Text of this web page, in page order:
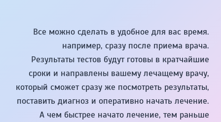
Все можно сделать в удобное для вас время.
например, сразу после приема врача.
Результаты тестов будут готовы в кратчайшие
сроки и направлены вашему лечащему врачу,
который сможет сразу же посмотреть результаты,
поставить диагноз и оперативно начать лечение.
А чем быстрее начато лечение, тем раньше